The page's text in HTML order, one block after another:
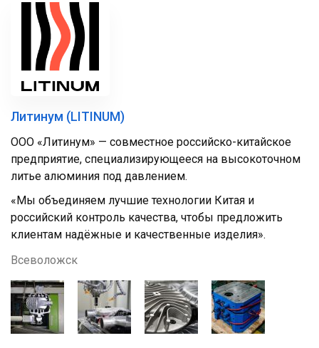
Литинум (LITINUM)
ООО «Литинум» — совместное российско-китайское
предприятие, специализирующееся на высокоточном
литье алюминия под давлением.
«Мы объединяем лучшие технологии Китая и
российский контроль качества, чтобы предложить
клиентам надёжные и качественные изделия».
Всеволожск